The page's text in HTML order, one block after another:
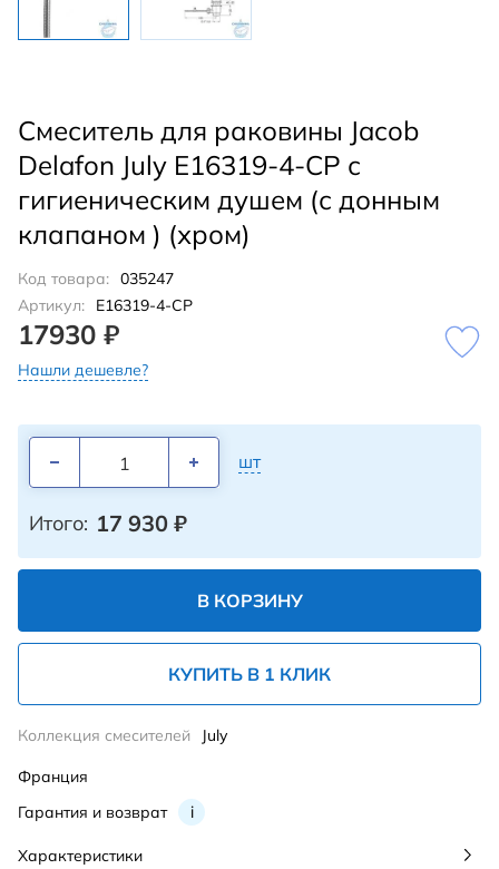
Смеситель для раковины Jacob
Delafon July E16319-4-CP с
гигиеническим душем (с донным
клапаном ) (хром)
Код товара: 035247
Артикул:
E16319-4-CP
17930 ₽
Нашли дешевле?
шт
Итого: 17 930 ₽
В КОРЗИНУ
КУПИТЬ В 1 КЛИК
Гарантия и возврат i
Коллекция смесителей July
Франция
Характеристики